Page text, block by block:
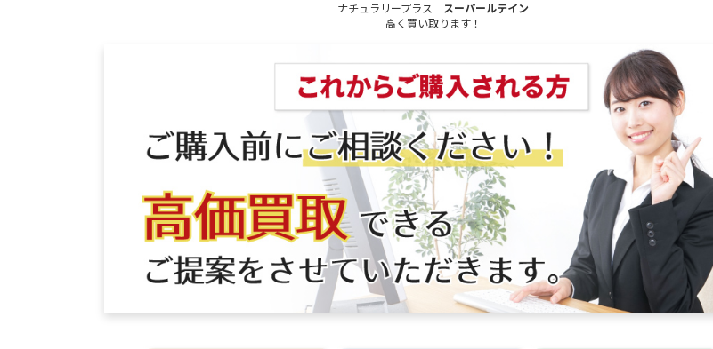
ナチュラリープラス
スーパールテイン
高く買い取ります！